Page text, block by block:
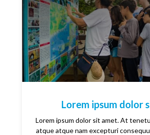
Lorem ipsum dolor
Lorem ipsum dolor sit amet. At
atque atque nam excepturi